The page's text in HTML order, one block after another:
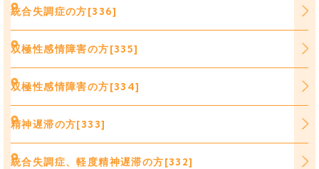
統合失調症の方[336]
双極性感情障害の方[335]
双極性感情障害の方[334]
精神遅滞の方[333]
統合失調症、軽度精神遅滞の方[332]